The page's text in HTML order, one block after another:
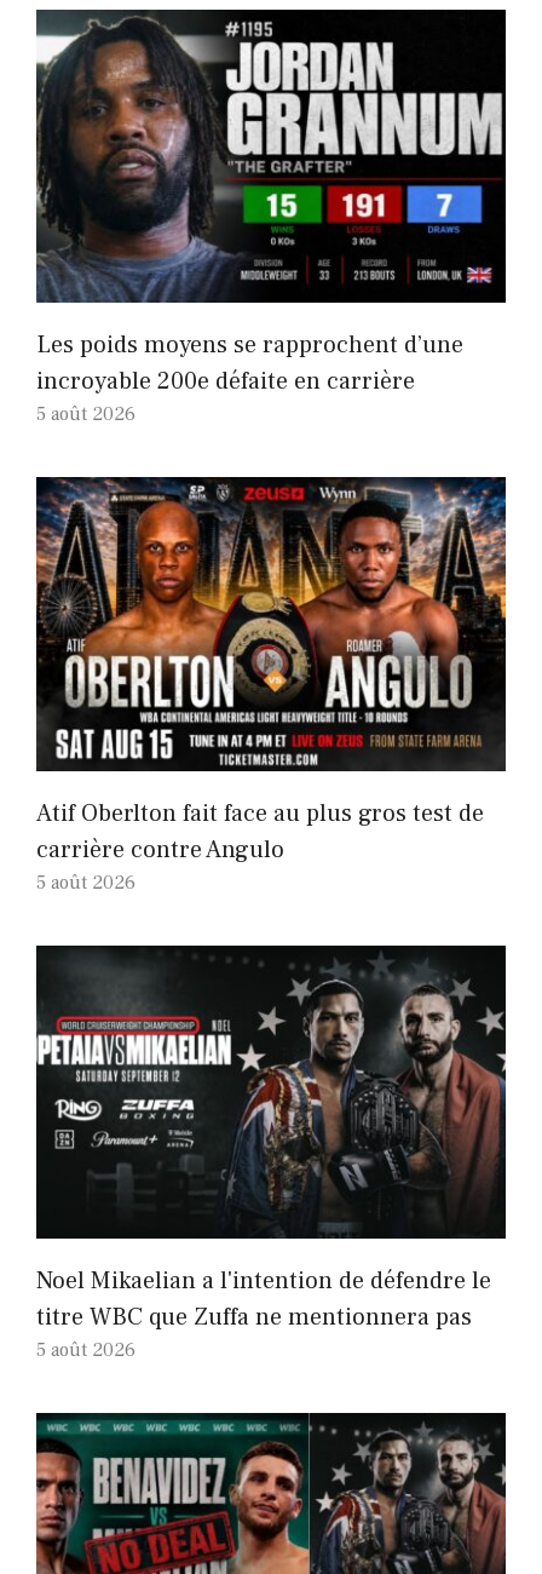
Les poids moyens se rapprochent d’une
incroyable 200e défaite en carrière
5 août 2026
Atif Oberlton fait face au plus gros test de
carrière contre Angulo
5 août 2026
Noel Mikaelian a l'intention de défendre le
titre WBC que Zuffa ne mentionnera pas
5 août 2026